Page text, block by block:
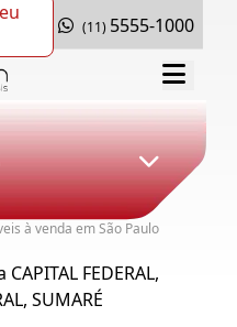
(11) 5555-1000
à venda em São Paulo
FEDERAL,
SUMARÉ